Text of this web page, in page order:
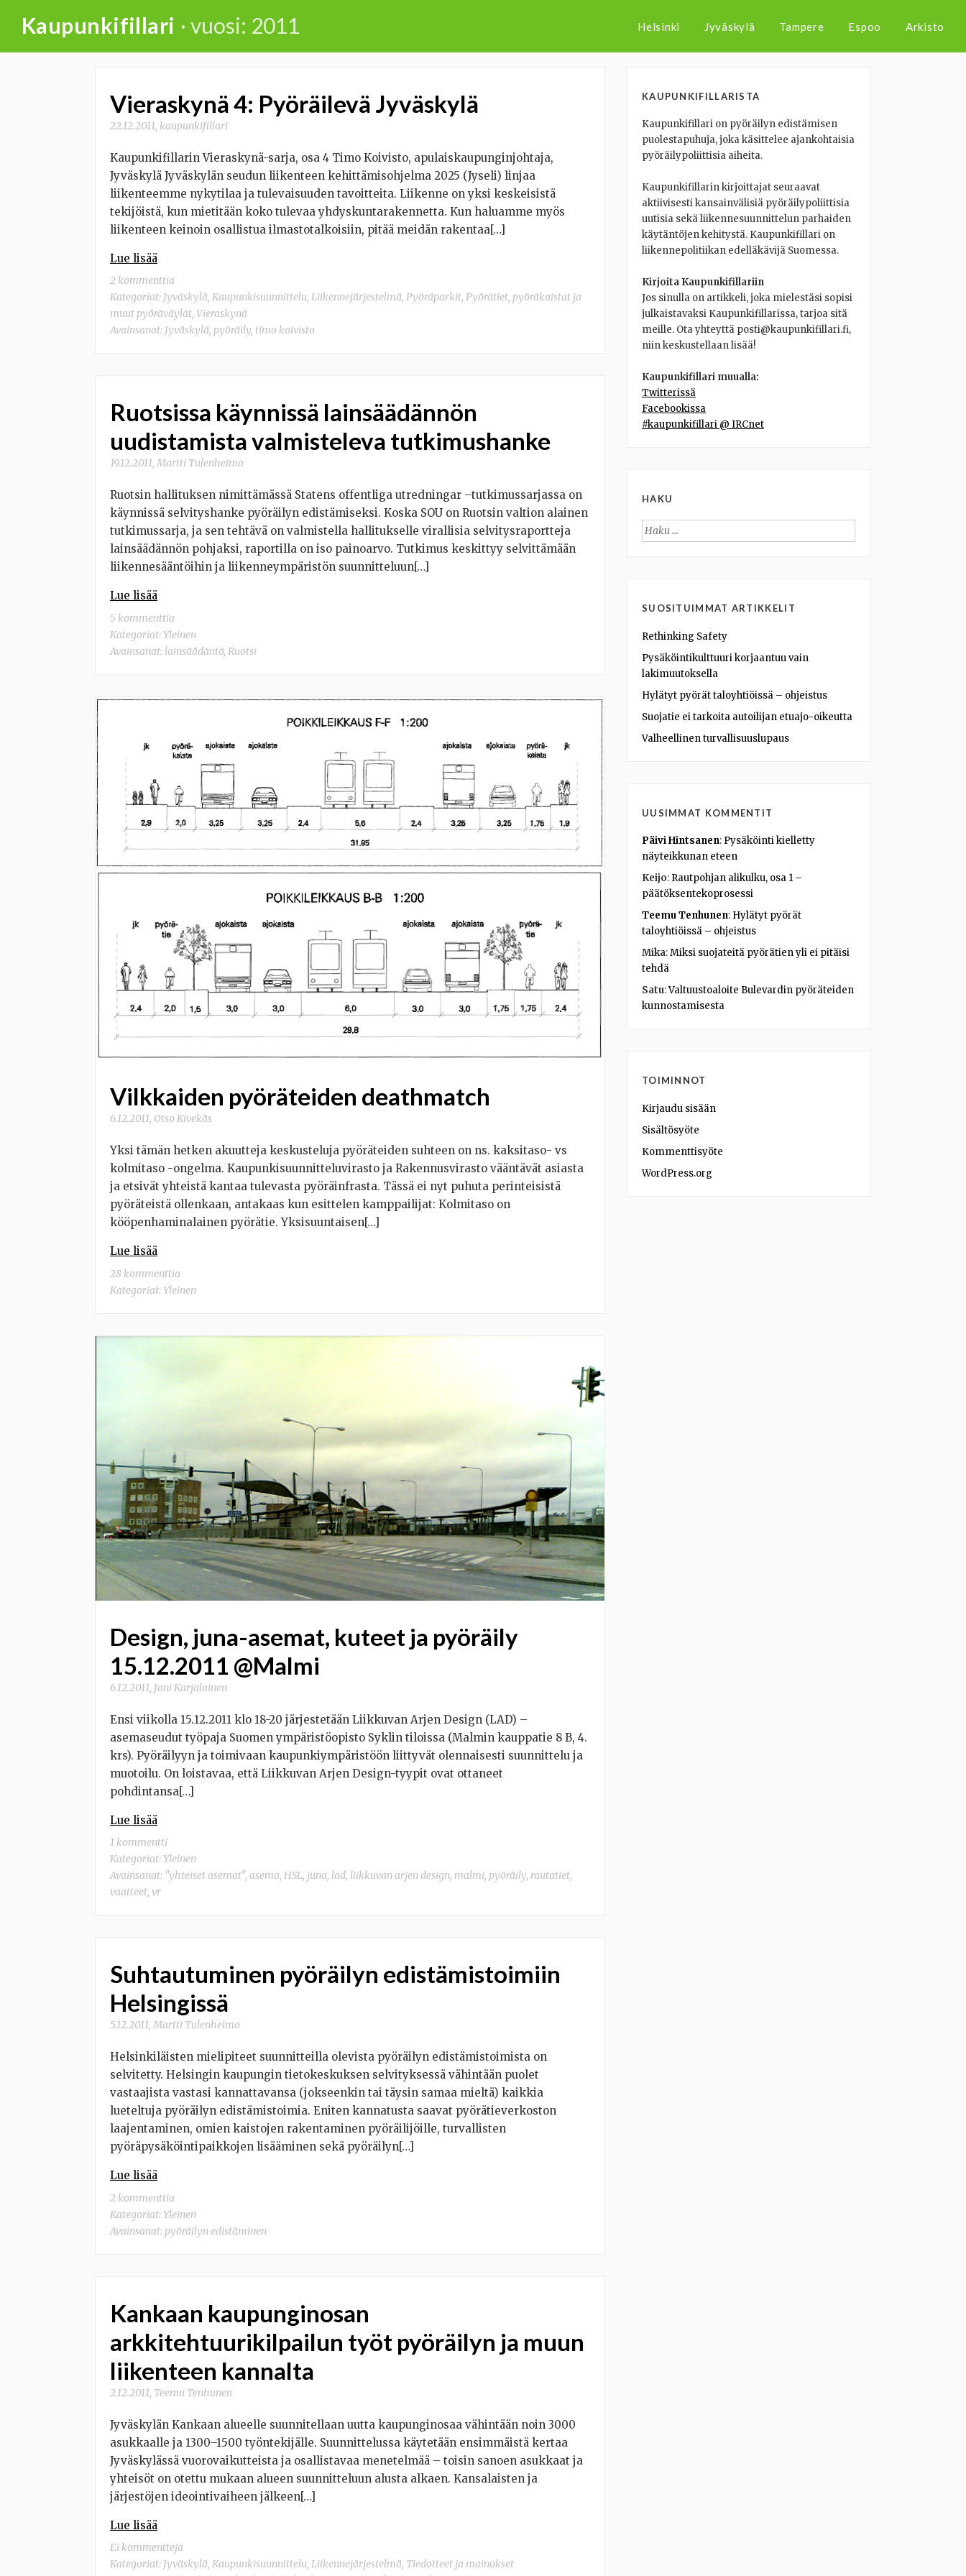
Kaupunkifillari · vuosi: 2011 Helsinki Jyväskylä Tampere Espoo Arkisto
Vieraskynä 4: Pyöräilevä Jyväskylä
22.12.2011 kaupunkifillari
Kaupunkifillarin Vieraskynä-sarja, osa 4 Timo Koivisto, apulaiskaupunginjohtaja,
Jyväskylä Jyväskylän seudun liikenteen kehittämisohjelma 2025 (Jyseli) linjaa
liikenteemme nykytilaa ja tulevaisuuden tavoitteita. Liikenne on yksi keskeisistä
tekijöistä, kun mietitään koko tulevaa yhdyskuntarakennetta. Kun haluamme myös
liikenteen keinoin osallistua ilmastotalkoisiin, pitää meidän rakentaa[…]
Lue lisää
2 kommenttia
Kategoriat: Jyväskylä, Kaupunkisuunnittelu, Liikennejärjestelmä, Pyöräparkit, Pyörätiet, pyöräkaistat ja
muut pyöräväylät, Vieraskynä
Avainsanat: Jyväskylä, pyöräily, timo koivisto
Ruotsissa käynnissä lainsäädännön
uudistamista valmisteleva tutkimushanke
19.12.2011, Martti Tulenheimo
Ruotsin hallituksen nimittämässä Statens offentliga utredningar –tutkimussarjassa on
käynnissä selvityshanke pyöräilyn edistämiseksi. Koska SOU on Ruotsin valtion alainen
tutkimussarja, ja sen tehtävä on valmistella hallitukselle virallisia selvitysraportteja
lainsäädännön pohjaksi, raportilla on iso painoarvo. Tutkimus keskittyy selvittämään
liikennesääntöihin ja liikenneympäristön suunnitteluun[…]
Lue lisää
5 kommenttia
Kategoriat: Yleinen
Avainsanat: lainsäädäntö Ruotsi
Vilkkaiden pyöräteiden deathmatch
6.12.2011, Otso Kivekäs
Yksi tämän hetken akuutteja keskusteluja pyöräteiden suhteen on ns. kaksitaso- vs
kolmitaso -ongelma. Kaupunkisuunnitteluvirasto ja Rakennusvirasto vääntävät asiasta
ja etsivät yhteistä kantaa tulevasta pyöräinfrasta. Tässä ei nyt puhuta perinteisistä
pyöräteistä ollenkaan, antakaas kun esittelen kamppailijat: Kolmitaso on
kööpenhaminalainen pyörätie. Yksisuuntaisen[…]
Lue lisää
28 kommenttia
Kategoriat: Yleinen
Design, juna-asemat, kuteet ja pyöräily
15.12.2011 @Malmi
6.12.2011 Joni Karjalainen
Ensi viikolla 15.12.2011 klo 18-20 järjestetään Liikkuvan Arjen Design (LAD) –
asemaseudut työpaja Suomen ympäristöopisto Syklin tiloissa (Malmin kauppatie 8 B, 4.
krs). Pyöräilyyn ja toimivaan kaupunkiympäristöön liittyvät olennaisesti suunnittelu ja
muotoilu. On loistavaa, että Liikkuvan Arjen Design-tyypit ovat ottaneet
pohdintansa[…]
Lue lisää
1 kommentti
Kategoriat: Yleinen
Avainsanat: "yhteiset asemat", asema, HSL, juna, lad, liikkuvan arjen design, malmi, pyöräily, rautatiet,
vaatteet, vr
Suhtautuminen pyöräilyn edistämistoimiin
Helsingissä
5.12.2011, Martti Tulenheimo
Helsinkiläisten mielipiteet suunnitteilla olevista pyöräilyn edistämistoimista on
selvitetty. Helsingin kaupungin tietokeskuksen selvityksessä vähintään puolet
vastaajista vastasi kannattavansa (jokseenkin tai täysin samaa mieltä) kaikkia
lueteltuja pyöräilyn edistämistoimia. Eniten kannatusta saavat pyörätieverkoston
laajentaminen, omien kaistojen rakentaminen pyöräilijöille, turvallisten
pyöräpysäköintipaikkojen lisääminen sekä pyöräilyn[…]
Lue lisää
2 kommenttia
Kategoriat: Yleinen
Avainsanat: pyöräilyn edistäminen
Kankaan kaupunginosan
arkkitehtuurikilpailun työt pyöräilyn ja muun
liikenteen kannalta
2.12.2011 Teemu Tenhunen
Jyväskylän Kankaan alueelle suunnitellaan uutta kaupunginosaa vähintään noin 3000
asukkaalle ja 1300–1500 työntekijälle. Suunnittelussa käytetään ensimmäistä kertaa
Jyväskylässä vuorovaikutteista ja osallistavaa menetelmää – toisin sanoen asukkaat ja
yhteisöt on otettu mukaan alueen suunnitteluun alusta alkaen. Kansalaisten ja
järjestöjen ideointivaiheen jälkeen[…]
Lue lisää
Ei kommentteja
Kategoriat: Jyväskylä, Kaupunkisuunnittelu, Liikennejärjestelmä, Tiedotteet ja mainokset
KAUPUNKIFILLARISTA
Kaupunkifillari on pyöräilyn edistämisen
puolestapuhuja, joka käsittelee ajankohtaisia
pyöräilypoliittisia aiheita.
Kaupunkifillarin kirjoittajat seuraavat
aktiivisesti kansainvälisiä pyöräilypoliittisia
uutisia sekä liikennesuunnittelun parhaiden
käytäntöjen kehitystä. Kaupunkifillari on
liikennepolitiikan edelläkävijä Suomessa.
Kirjoita Kaupunkifillariin
Jos sinulla on artikkeli, joka mielestäsi sopisi
julkaistavaksi Kaupunkifillarissa, tarjoa sitä
meille. Ota yhteyttä posti@kaupunkifillari.fi,
niin keskustellaan lisää!
Kaupunkifillari muualla:
Twitterissä
Facebookissa
#kaupunkifillari @ IRCnet
HAKU
Haku:
SUOSITUIMMAT ARTIKKELIT
Rethinking Safety
Pysäköintikulttuuri korjaantuu vain
lakimuutoksella
Hylätyt pyörät taloyhtiöissä – ohjeistus
Suojatie ei tarkoita autoilijan etuajo-oikeutta
Valheellinen turvallisuuslupaus
UUSIMMAT KOMMENTIT
Päivi Hintsanen: Pysäköinti kielletty
näyteikkunan eteen
Keijo: Rautpohjan alikulku, osa 1 –
päätöksentekoprosessi
Teemu Tenhunen: Hylätyt pyörät
taloyhtiöissä – ohjeistus
Mika:Miksi suojateitä pyörätien yli ei pitäisi
tehdä
Satu:Valtuustoaloite Bulevardin pyöräteiden
kunnostamisesta
TOIMINNOT
Kirjaudu sisään
Sisältösyöte
Kommenttisyöte
WordPress.org